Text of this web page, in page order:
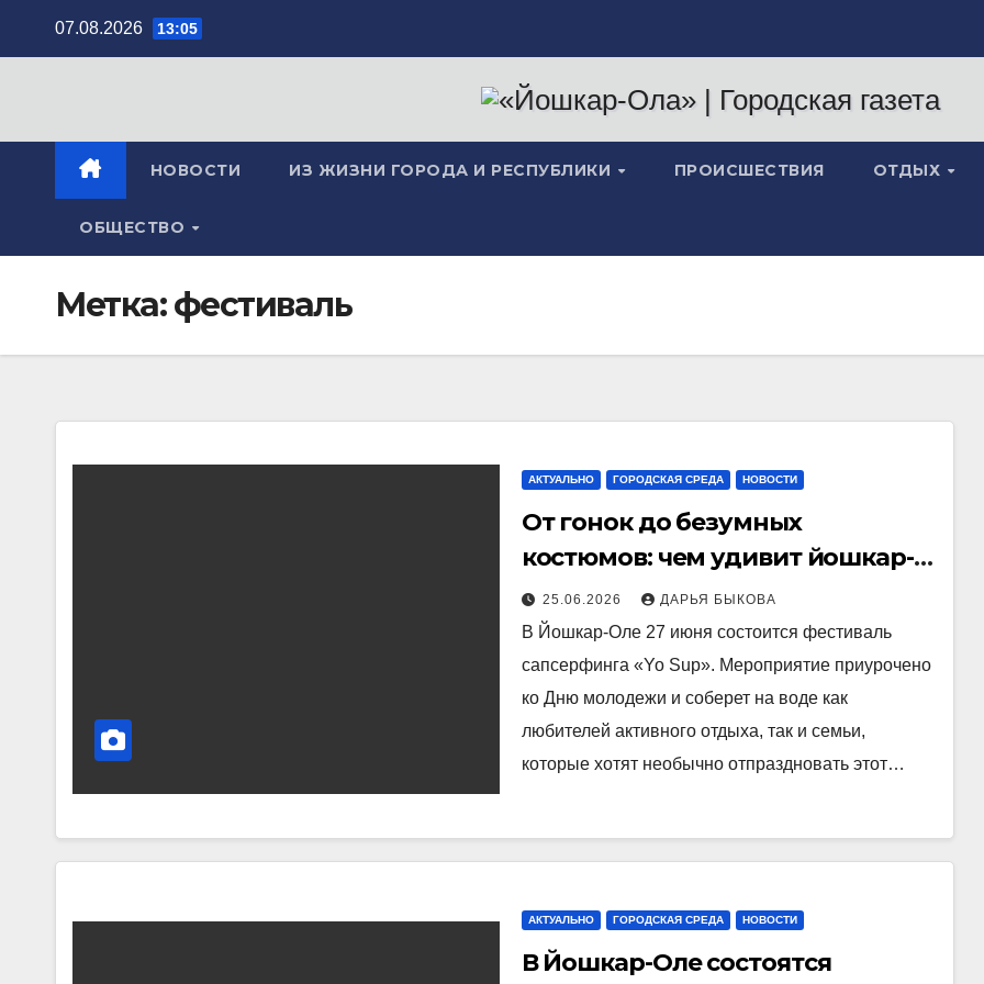
07.08.2026 13:05
НОВОСТИ ИЗ ЖИЗНИ ГОРОДА И РЕСПУБЛИКИ ПРОИСШЕСТВИЯ ОТДЫХ
ОБЩЕСТВО
Метка:фестиваль
АКТУАЛЬНО ГОРОДСКАЯ СРЕДА НОВОСТИ
От гонок до безумных
костюмов: чем удивит йошкар-
олинский сапфестиваль
25.06.2026 ДАРЬЯ БЫКОВА
В Йошкар-Оле 27 июня состоится фестиваль
сапсерфинга «Yo Sup». Мероприятие приурочено
ко Дню молодежи и соберет на воде как
любителей активного отдыха, так и семьи,
которые хотят необычно отпраздновать этот…
АКТУАЛЬНО ГОРОДСКАЯ СРЕДА НОВОСТИ
В Йошкар-Оле состоятся